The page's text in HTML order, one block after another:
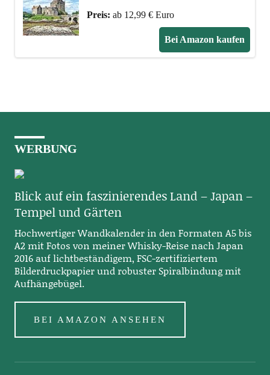
Preis: ab 12,99 € Euro
Bei Amazon kaufen
WERBUNG
Blick auf ein faszinierendes Land – Japan –
Tempel und Gärten
Hochwertiger Wandkalender in den Formaten A5 bis
A2 mit Fotos von meiner Whisky-Reise nach Japan
2016 auf lichtbeständigem, FSC-zertifiziertem
Bilderdruckpapier und robuster Spiralbindung mit
Aufhängebügel.
BEI AMAZON ANSEHEN